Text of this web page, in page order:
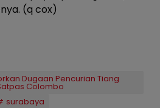
(q cox)
Dugaan Pencurian Tiang
Colombo
surabaya